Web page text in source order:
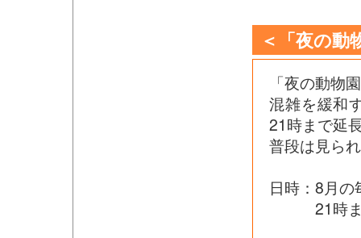
＜「夜の動
「夜の動物
混雑を緩和
21時まで延
普段は見ら
日時：8月
21時まで